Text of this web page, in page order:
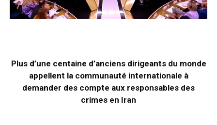
Plus d’une centaine d’anciens dirigeants du monde
appellent la communauté internationale à
demander des compte aux responsables des
crimes en Iran